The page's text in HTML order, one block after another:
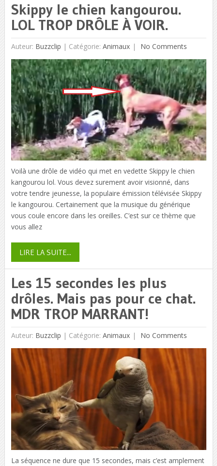
Skippy le chien kangourou.
LOL TROP DRÔLE À VOIR.
Auteur: Buzzclip | Catégorie: Animaux No Comments
Voilà une drôle de vidéo qui met en vedette Skippy le chien
kangourou lol. Vous devez surement avoir visionné, dans
votre tendre jeunesse, la populaire émission télévisée Skippy
le kangourou. Certainement que la musique du générique
vous coule encore dans les oreilles. C’est sur ce thème que
vous allez
LIRE LA SUITE...
Les 15 secondes les plus
drôles. Mais pas pour ce chat.
MDR TROP MARRANT!
Auteur: Buzzclip | Catégorie: Animaux No Comments
La séquence ne dure que 15 secondes, mais c’est amplement